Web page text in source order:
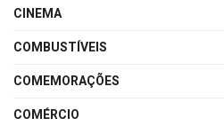
CINEMA
COMBUSTÍVEIS
COMEMORAÇÕES
COMÉRCIO